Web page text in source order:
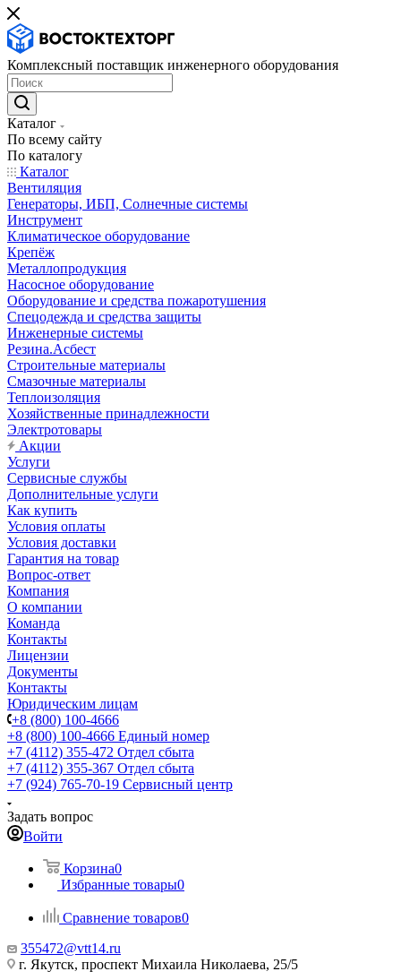
Комплексный поставщик инженерного оборудования
Каталог
По всему сайту
По каталогу
Каталог
Вентиляция
Генераторы, ИБП, Солнечные системы
Инструмент
Климатическое оборудование
Крепёж
Металлопродукция
Насосное оборудование
Оборудование и средства пожаротушения
Спецодежда и средства защиты
Инженерные системы
Резина.Асбест
Строительные материалы
Смазочные материалы
Теплоизоляция
Хозяйственные принадлежности
Электротовары
Акции
Услуги
Сервисные службы
Дополнительные услуги
Как купить
Условия оплаты
Условия доставки
Гарантия на товар
Вопрос-ответ
Компания
О компании
Команда
Контакты
Лицензии
Документы
Контакты
Юридическим лицам
+8 (800) 100-4666
+8 (800) 100-4666 Единый номер
+7 (4112) 355-472 Отдел сбыта
+7 (4112) 355-367 Отдел сбыта
+7 (924) 765-70-19 Сервисный центр
Задать вопрос
Войти
Корзина0
Избранные товары0
Сравнение товаров0
355472@vtt14.ru
г. Якутск, проспект Михаила Николаева, 25/5